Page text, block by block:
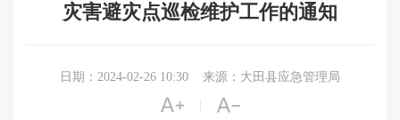
灾害避灾点巡检维护工作的通知
日期：2024-02-26 10:30 来源：大田县应急管理局
 